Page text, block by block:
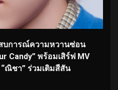
สบการณ์ความหวานซ่อน
Candy” พร้อมเสิร์ฟ MV
“ณิชา” ร่วมเติมสีสัน